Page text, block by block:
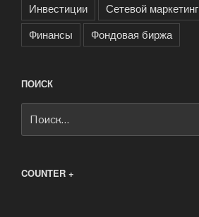
Инвестиции
Сетевой маркетинг
Финансы
Фондовая биржа
ПОИСК
COUNTER +